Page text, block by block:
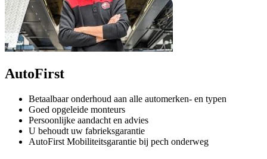
AutoFirst
Betaalbaar onderhoud aan alle automerken- en typen
Goed opgeleide monteurs
Persoonlijke aandacht en advies
U behoudt uw fabrieksgarantie
AutoFirst Mobiliteitsgarantie bij pech onderweg